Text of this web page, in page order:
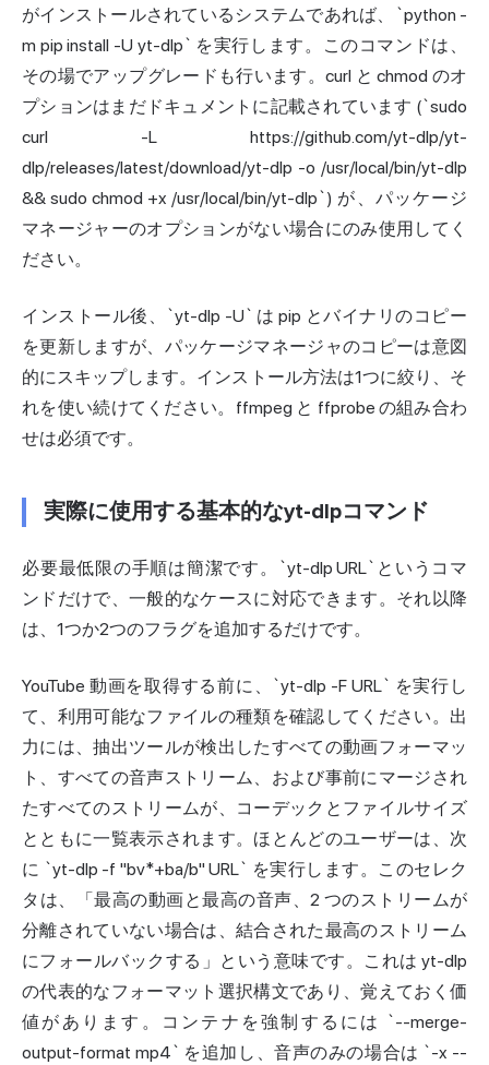
がインストールされているシステムであれば、`python -
m pip install -U yt-dlp` を実行します。このコマンドは、
その場でアップグレードも行います。curl と chmod のオ
プションはまだドキュメントに記載されています (`sudo
curl -L https://github.com/yt-dlp/yt-
dlp/releases/latest/download/yt-dlp -o /usr/local/bin/yt-dlp
&& sudo chmod +x /usr/local/bin/yt-dlp`) が、パッケージ
マネージャーのオプションがない場合にのみ使用してく
ださい。
インストール後、`yt-dlp -U` は pip とバイナリのコピー
を更新しますが、パッケージマネージャのコピーは意図
的にスキップします。インストール方法は1つに絞り、そ
れを使い続けてください。ffmpeg と ffprobe の組み合わ
せは必須です。
実際に使用する基本的なyt-dlpコマンド
必要最低限の手順は簡潔です。`yt-dlp URL`というコマ
ンドだけで、一般的なケースに対応できます。それ以降
は、1つか2つのフラグを追加するだけです。
YouTube 動画を取得する前に、`yt-dlp -F URL` を実行し
て、利用可能なファイルの種類を確認してください。出
力には、抽出ツールが検出したすべての動画フォーマッ
ト、すべての音声ストリーム、および事前にマージされ
たすべてのストリームが、コーデックとファイルサイズ
とともに一覧表示されます。ほとんどのユーザーは、次
に `yt-dlp -f "bv*+ba/b" URL` を実行します。このセレク
タは、「最高の動画と最高の音声、2 つのストリームが
分離されていない場合は、結合された最高のストリーム
にフォールバック する」という意味です。これは yt-dlp
の代表的なフォーマット選択構文であり、覚えておく価
値があります。コンテナを強制するには `--merge-
output-format mp4` を追加し、音声のみの場合は `-x --